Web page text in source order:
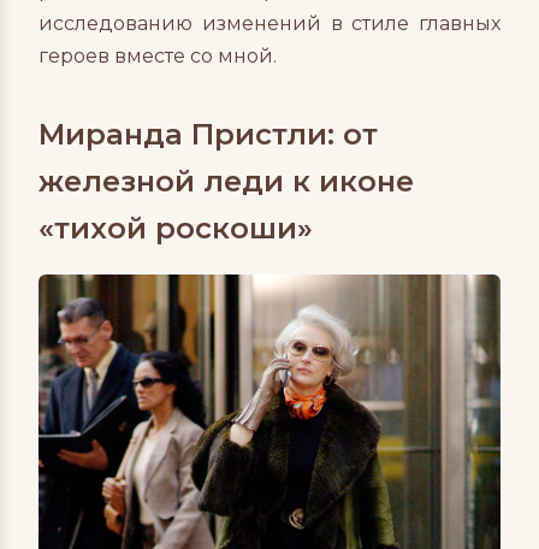
исследованию изменений в стиле главных
героев вместе со мной.
Миранда Пристли: от
железной леди к иконе
«тихой роскоши»